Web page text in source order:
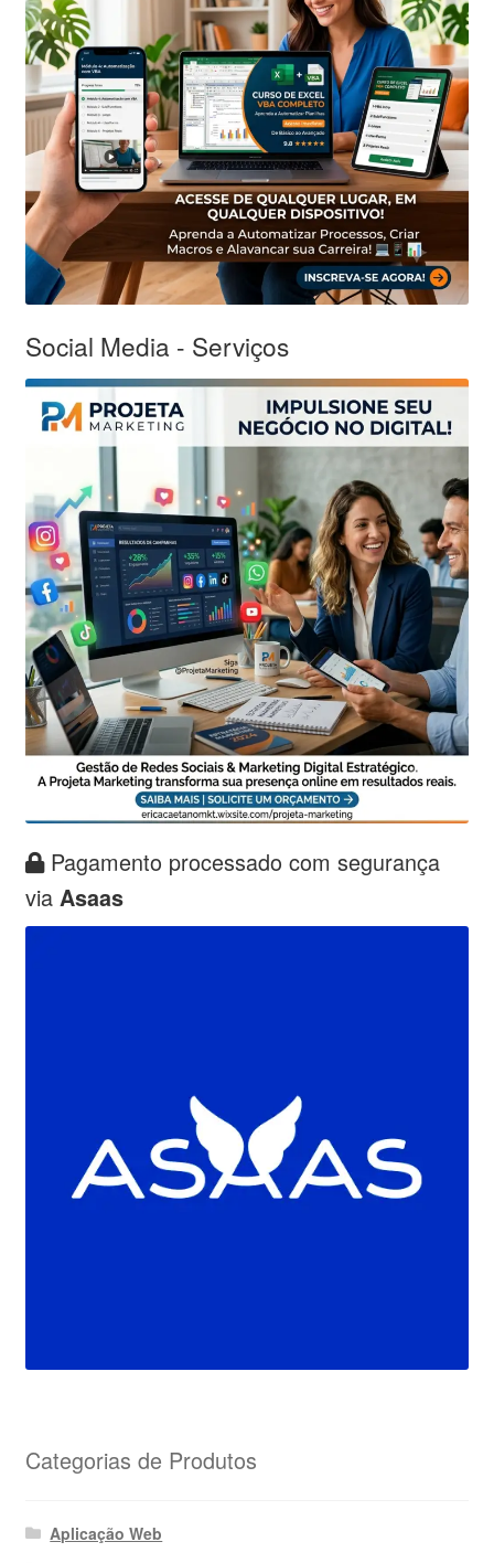
Social Media - Serviços
Pagamento processado com segurança
via Asaas
Categorias de Produtos
Aplicação Web